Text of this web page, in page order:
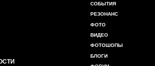
СОБЫТИЯ
РЕЗОНАНС
ФОТО
ВИДЕО
ФОТОШОПЫ
БЛОГИ